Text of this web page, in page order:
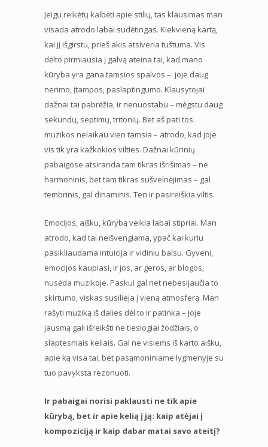
Jeigu reikėtų kalbėti apie stilių, tas klausimas man
visada atrodo labai sudėtingas. Kiekvieną kartą,
kai jį išgirstu, prieš akis atsiveria tuštuma. Vis
dėlto pirmiausia į galvą ateina tai, kad mano
kūryba yra gana tamsios spalvos – joje daug
nerimo, įtampos, paslaptingumo. Klausytojai
dažnai tai pabrėžia, ir nenuostabu – mėgstu daug
sekundų, septimų, tritonių. Bet aš pati tos
muzikos nelaikau vien tamsia – atrodo, kad joje
vis tik yra kažkokios vilties. Dažnai kūrinių
pabaigose atsiranda tam tikras išrišimas – ne
harmoninis, bet tam tikras sušvelnėjimas – gal
tembrinis, gal dinaminis. Ten ir pasireiškia viltis.
Emocijos, aišku, kūrybą veikia labai stipriai. Man
atrodo, kad tai neišvengiama, ypač kai kuriu
pasikliaudama intuicija ir vidiniu balsu. Gyveni,
emocijos kaupiasi, ir jos, ar geros, ar blogos,
nusėda muzikoje. Paskui gal net nebesijaučia to
skirtumo, viskas susilieja į vieną atmosferą. Man
rašyti muziką iš dalies dėl to ir patinka – joje
jausmą gali išreikšti ne tiesiogiai žodžiais, o
slaptesniais keliais. Gal ne visiems iš karto aišku,
apie ką visa tai, bet pasąmoniniame lygmenyje su
tuo pavyksta rezonuoti.
Ir pabaigai norisi paklausti ne tik apie
kūrybą, bet ir apie kelią į ją: kaip atėjai į
kompoziciją ir kaip dabar matai savo ateitį?